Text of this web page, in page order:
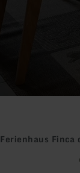
Ferienhaus Finca